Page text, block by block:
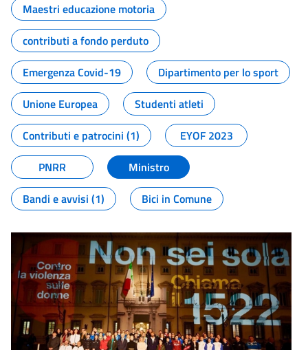
Maestri educazione motoria
contributi a fondo perduto
Emergenza Covid-19
Dipartimento per lo sport
Unione Europea
Studenti atleti
Contributi e patrocini (1)
EYOF 2023
PNRR
Ministro
Bandi e avvisi (1)
Bici in Comune